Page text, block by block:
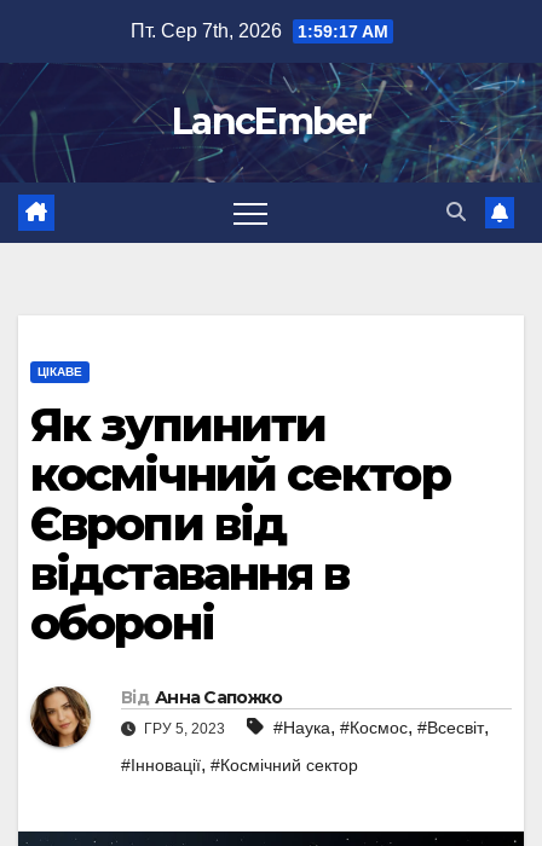
вмісту
Пт. Сер 7th, 2026 1:59:17 AM
LancEmber
ЦІКАВЕ
Як зупинити
космічний сектор
Європи від
відставання в
обороні
Від Анна Сапожко
ГРУ 5, 2023 #Наука, #Космос, #Всесвіт,
#Інновації, #Космічний сектор